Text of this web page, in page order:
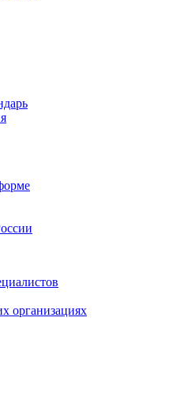
организациях